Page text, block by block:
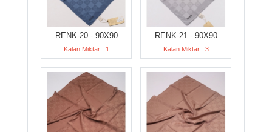
RENK-20 - 90X90
Kalan Miktar : 1
RENK-21 - 90X90
Kalan Miktar : 3